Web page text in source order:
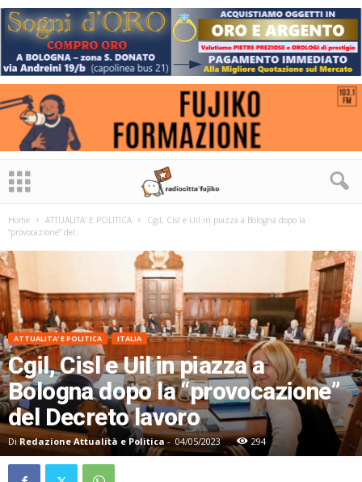
Home ATTUALITA' E POLITICA
Cgil, Cisl e Uil in piazza a Bologna dopo la
“provocazione” del...
ATTUALITA' E POLITICA ITALIA
Cgil, Cisl e Uil in piazza a
Bologna dopo la “provocazione”
del Decreto lavoro
Di Redazione Attualità e Politica- 04/05/2023 294